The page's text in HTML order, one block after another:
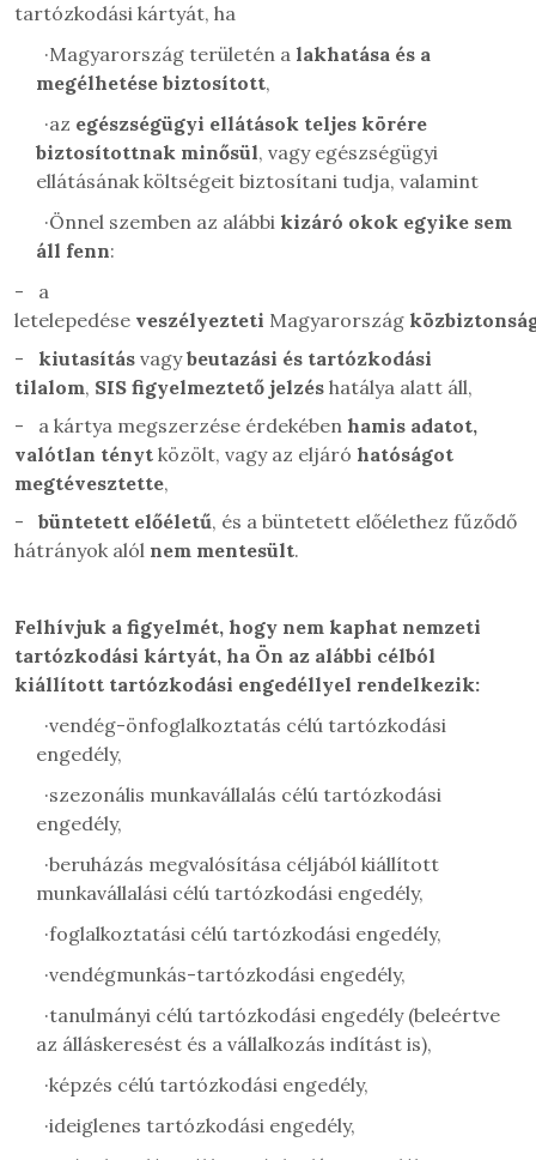
tartózkodási kártyát, ha
·Magyarország területén a lakhatása és a
megélhetése biztosított,
·az egészségügyi ellátások teljes körére
biztosítottnak minősül, vagy egészségügyi
ellátásának költségeit biztosítani tudja, valamint
·Önnel szemben az alábbi kizáró okok egyike sem
áll fenn:
-
a
letelepedése veszélyezteti Magyarország
-
kiutasítás vagybeutazási és tartózkodási
tilalom, SIS figyelmeztető jelzés hatálya alatt áll,
-
a kártya megszerzése érdekében hamis adatot,
valótlan tényt közölt, vagy az eljáró hatóságot
megtévesztette,
-
büntetett előéletű, és a büntetett előélethez fűződő
hátrányok alól nem mentesült.
Felhívjuk a figyelmét, hogy nem kaphat nemzeti
tartózkodási kártyát, ha Ön az alábbi célból
kiállított tartózkodási engedéllyel rendelkezik:
·vendég-önfoglalkoztatás célú tartózkodási
engedély,
·szezonális munkavállalás célú tartózkodási
engedély,
·beruházás megvalósítása céljából kiállított
munkavállalási célú tartózkodási engedély,
·foglalkoztatási célú tartózkodási engedély,
·vendégmunkás-tartózkodási engedély,
·tanulmányi célú tartózkodási engedély (beleértve
az álláskeresést és a vállalkozás indítást is),
·képzés célú tartózkodási engedély,
·ideiglenes tartózkodási engedély,